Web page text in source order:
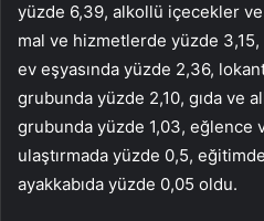
yüzde 6,39, alkollü içecekler
mal ve hizmetlerde yüzde
ev eşyasında yüzde 2,36,
grubunda yüzde 2,10, gıda ve
grubunda yüzde 1,03, eğlence
ulaştırmada yüzde 0,5,
ayakkabıda yüzde 0,05 oldu.